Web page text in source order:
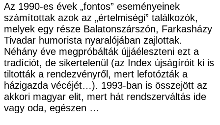
Az 1990-es évek „fontos” eseményeinek
számítottak azok az „értelmiségi” találkozók,
melyek egy része Balatonszárszón, Farkasházy
Tivadar humorista nyaralójában zajlottak.
Néhány éve megpróbálták újjáéleszteni ezt a
tradíciót, de sikertelenül (az Index újságíróit ki is
tiltották a rendezvényről, mert lefotózták a
házigazda vécéjét…). 1993-ban is összejött az
akkori magyar elit, mert hát rendszerváltás ide
vagy oda, egészen …